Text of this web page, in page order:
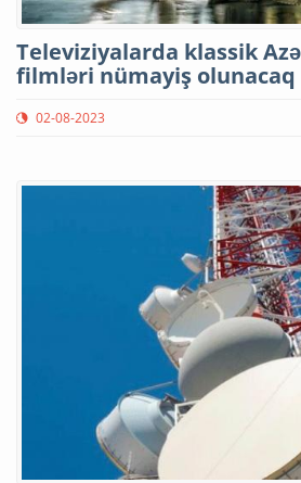
Televiziyalarda klassik
filmləri nümayiş olunacaq
02-08-2023